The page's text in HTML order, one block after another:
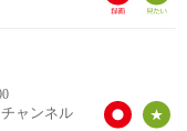
ャンネル